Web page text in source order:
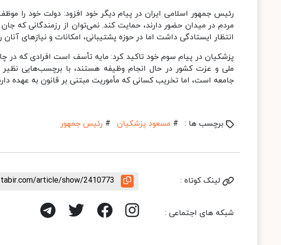
رئیس جمهور اسلامی ایران در پیام دیگر خود افزود: ‏دولت خود را
مردم در میدان حضور دارند، حمایت کند. نمی‌توان از رزمندگانی که
انتظار ایستادگی داشت اما در حوزه پشتیبانی، امکانات و نیازهای آنان
پزشکیان در پیام سوم خود تاکید کرد: ‏مایه تأسف است افرادی که
ملی و عزت کشور در حال انجام وظیفه هستند، با برچسب‌هایی
جامعه است، اما تخریب کسانی که مأموریت مبتنی بر قانون به عهده
برچسب ها : # مسعود پزشکیان # رئیس جمهور
لینک کوتاه : article/show/2410773
شبکه های اجتماعی :